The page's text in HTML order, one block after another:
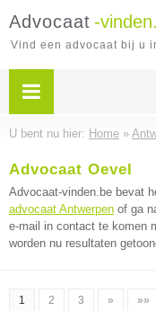
Advocaat -
Vind een advocaat bij u
U bent nu hier: Home »
Advocaat Oevel
Advocaat-vinden.be bevat
advocaat Antwerpen of ga
e-mail in contact te komen
worden nu resultaten
1 2 3 » »»